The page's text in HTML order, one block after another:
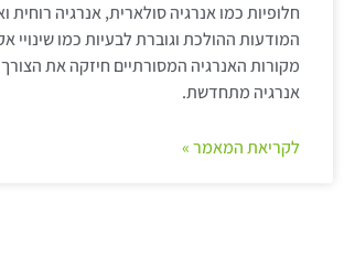
חלופיות כמו אנרגיה סולארית, אנרגיה רוחית
המודעות ההולכת וגוברת לבעיות כמו שינויי
מקורות האנרגיה המסורתיים חיזקה את
אנרגיה מתחדשת.
לקריאת המאמר »